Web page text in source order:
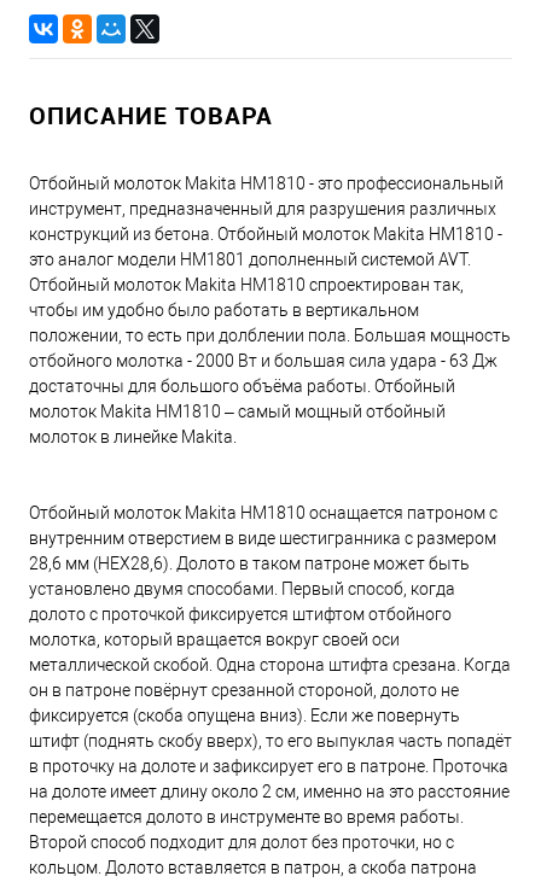
ОПИСАНИЕ ТОВАРА
Отбойный молоток Makita HM1810 - это профессиональный
инструмент, предназначенный для разрушения различных
конструкций из бетона. Отбойный молоток Makita HM1810 -
это аналог модели HM1801 дополненный системой AVT.
Отбойный молоток Makita HM1810 спроектирован так,
чтобы им удобно было работать в вертикальном
положении, то есть при долблении пола. Большая мощность
отбойного молотка - 2000 Вт и большая сила удара - 63 Дж
достаточны для большого объёма работы. Отбойный
молоток Makita HM1810 – самый мощный отбойный
молоток в линейке Makita.
Отбойный молоток Makita HM1810 оснащается патроном с
внутренним отверстием в виде шестигранника с размером
28,6 мм (HEX28,6). Долото в таком патроне может быть
установлено двумя способами. Первый способ, когда
долото с проточкой фиксируется штифтом отбойного
молотка, который вращается вокруг своей оси
металлической скобой. Одна сторона штифта срезана. Когда
он в патроне повёрнут срезанной стороной, долото не
фиксируется (скоба опущена вниз). Если же повернуть
штифт (поднять скобу вверх), то его выпуклая часть попадёт
в проточку на долоте и зафиксирует его в патроне. Проточка
на долоте имеет длину около 2 см, именно на это расстояние
перемещается долото в инструменте во время работы.
Второй способ подходит для долот без проточки, но с
кольцом. Долото вставляется в патрон, а скоба патрона